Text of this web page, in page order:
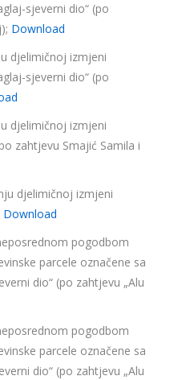
sjeverni dio“ (po
Download
djelimičnoj izmjeni
sjeverni dio“ (po
djelimičnoj izmjeni
zahtjevu Smajić Samila i
djelimičnoj izmjeni
Download
pogodbom
parcele označene sa
dio“ (po zahtjevu „Alu
pogodbom
parcele označene sa
dio“ (po zahtjevu „Alu